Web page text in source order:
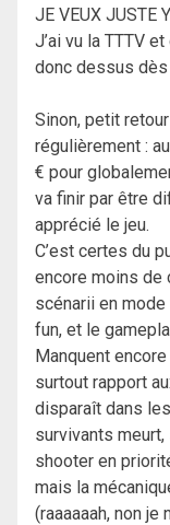
JE VEUX JUSTE
J’ai vu la TTTV et
donc dessus dès
Sinon, petit
régulièrement :
€ pour
va finir par être
apprécié le jeu.
C’est certes du
encore moins de
scénarii en
fun, et le
Manquent
surtout rapport
disparaît dans
survivants
shooter en
mais la
(raaaaaah, non je